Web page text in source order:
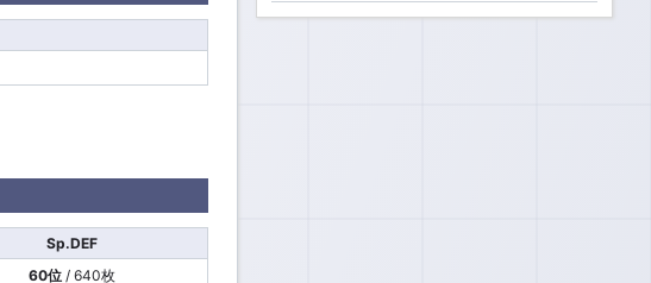
Sp.DEF
60位 / 640枚